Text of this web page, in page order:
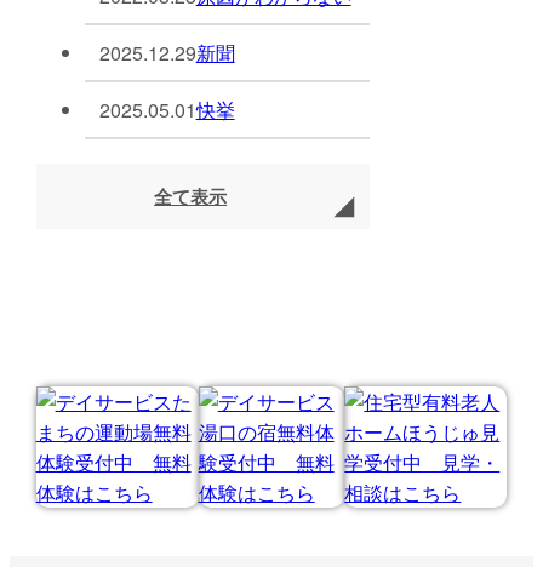
2025.12.29新聞
2025.05.01快挙
全て表示